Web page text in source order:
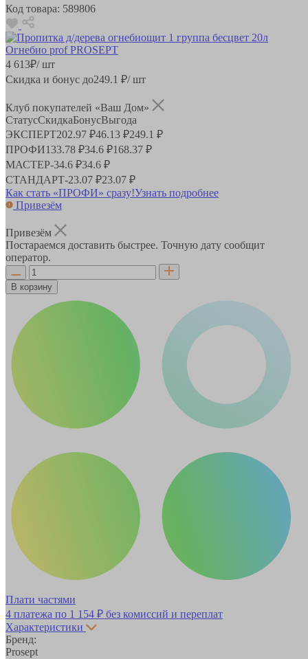
Код товара: 589806
4 613₽/ шт
Скидка и бонус до249.1 ₽/ шт
Клуб покупателей «Ваш Дом»
СтатусСкидкаБонусВыгода
ЭКСПЕРТ202.97 ₽46.13 ₽249.1 ₽
ПРОФИ133.78 ₽34.6 ₽168.37 ₽
МАСТЕР-34.6 ₽34.6 ₽
СТАНДАРТ-23.07 ₽23.07 ₽
Как стать «ПРОФИ» сразу!Узнать подробнее
Привезём
Привезём
Постараемся доставить быстрее. Точную дату сообщит
оператор.
В корзину
Плати частями
4 платежа по 1 154 ₽ без комиссий и переплат
Характеристики
Бренд:
Prosept